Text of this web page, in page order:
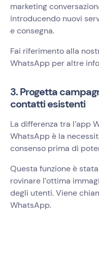
marketing
introducendo nuovi
e consegna.
Fai riferimento alla
WhatsApp per altre
3. Progetta
contatti esistenti
La differenza tra l’app
WhatsApp è la
consenso prima di
Questa funzione è
rovinare l’ottima
degli utenti. Viene
WhatsApp.